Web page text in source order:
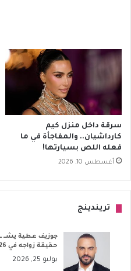
سرقة داخل منزل كيم
كارداشيان.. والمفاجأة في ما
فعله اللص بسيارتها!
أغسطس 10, 2026
تريندينج
جوزيف عطية يشــ
حقيقة زواجه في 2026 من بيرلا حرب
يوليو 25, 2026